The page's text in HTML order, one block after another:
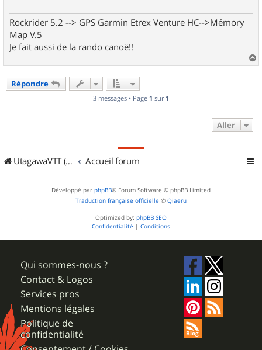
Rockrider 5.2 --> GPS Garmin Etrex Venture HC-->Mémory
Map V.5
Je fait aussi de la rando canoë!!
a
Répondre
3 messages • Page 1 sur 1
Aller
UtagawaVTT (Randos VTT et VTTAE avec traces GPS) Accueil forum
Développé par phpBB® Forum Software © phpBB Limited
Traduction française officielle © Qiaeru
Optimized by: phpBB SEO
Confidentialité | Conditions
Qui sommes-nous ?
Contact & Logos
Services pros
Mentions légales
Politique de
confidentialité